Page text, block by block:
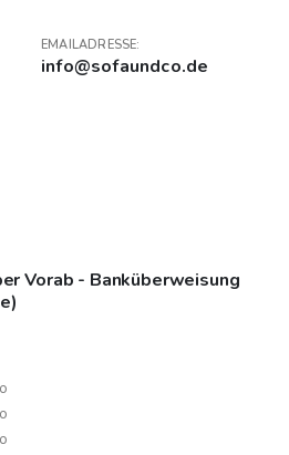
EMAILADRESSE:
info@sofaundco.de
Vorab - Banküberweisung